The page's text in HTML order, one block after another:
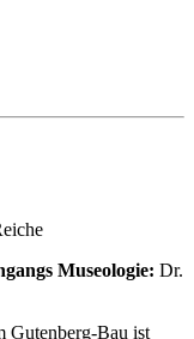
Museologie: Dr.
Gutenberg-Bau ist